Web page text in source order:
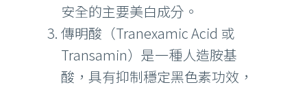
安全的主要美白成分。
傳明酸（Tranexamic Acid 或
Transamin）是一種人造胺基
酸，具有抑制穩定黑色素功效，